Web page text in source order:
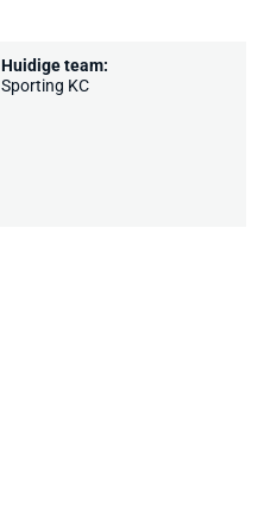
Huidige team:
Sporting KC